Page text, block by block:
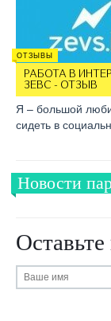
ОТЗЫВЫ
РАБОТА В
ЗЕВС - ОТЗЫВ
Я – большой
сидеть в
Новости